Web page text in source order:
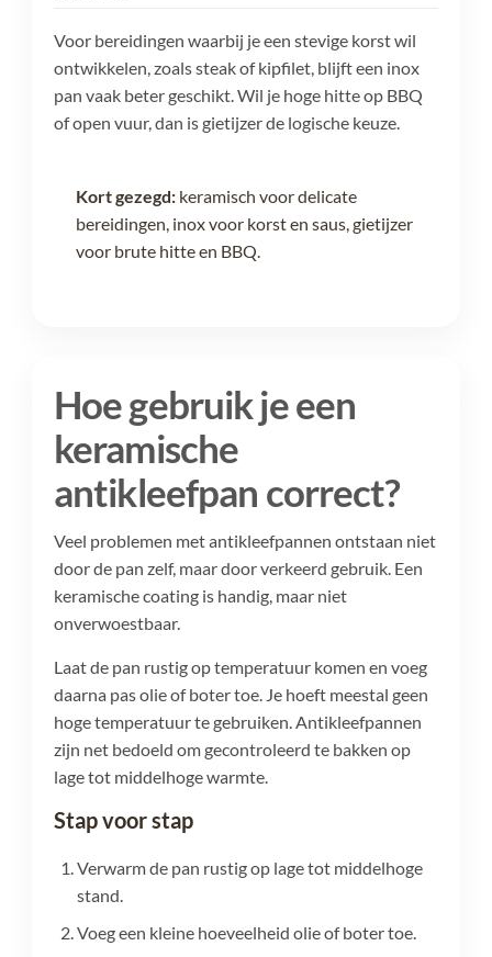
Voor bereidingen waarbij je een stevige korst wil
ontwikkelen, zoals steak of kipfilet, blijft een inox
pan vaak beter geschikt. Wil je hoge hitte op BBQ
of open vuur, dan is gietijzer de logische keuze.
Kort gezegd: keramisch voor delicate
bereidingen, inox voor korst en saus, gietijzer
voor brute hitte en BBQ.
Hoe gebruik je een
keramische
antikleefpan correct?
Veel problemen met antikleefpannen ontstaan niet
door de pan zelf, maar door verkeerd gebruik. Een
keramische coating is handig, maar niet
onverwoestbaar.
Laat de pan rustig op temperatuur komen en voeg
daarna pas olie of boter toe. Je hoeft meestal geen
hoge temperatuur te gebruiken. Antikleefpannen
zijn net bedoeld om gecontroleerd te bakken op
lage tot middelhoge warmte.
Stap voor stap
Verwarm de pan rustig op lage tot middelhoge
stand.
Voeg een kleine hoeveelheid olie of boter toe.